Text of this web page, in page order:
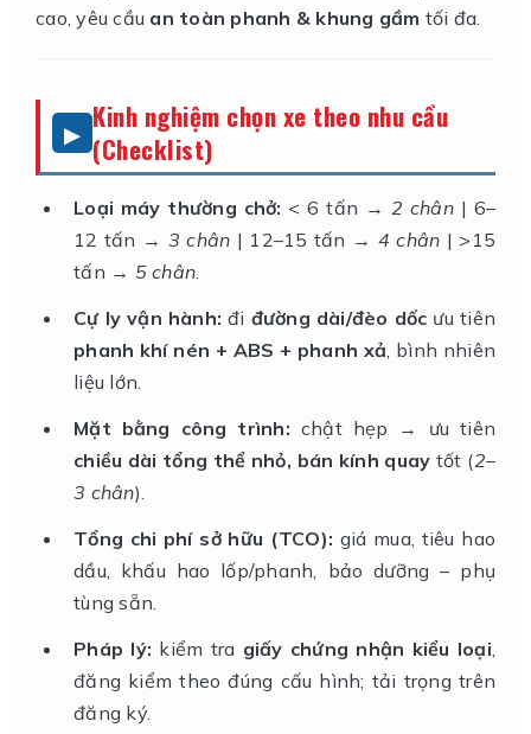
cao, yêu cầu an toàn phanh & khung gầm tối đa.
Kinh nghiệm chọn xe theo nhu cầu
(Checklist)
Loại máy thường chở: < 6 tấn → 2 chân| 6–
12 tấn → 3 chân | 12–15 tấn → 4 chân | >15
tấn → 5 chân.
Cự ly vận hành: đi đường dài/đèo dốc ưu tiên
phanh khí nén + ABS + phanh xả, bình nhiên
liệu lớn.
Mặt bằng công trình: chật hẹp → ưu tiên
chiều dài tổng thể nhỏ, bán kính quay tốt (2–
3 chân).
Tổng chi phí sở hữu (TCO): giá mua, tiêu hao
dầu, khấu hao lốp/phanh, bảo dưỡng – phụ
tùng sẵn.
Pháp lý: kiểm tra giấy chứng nhận kiểu loại,
đăng kiểm theo đúng cấu hình; tải trọng trên
đăng ký.